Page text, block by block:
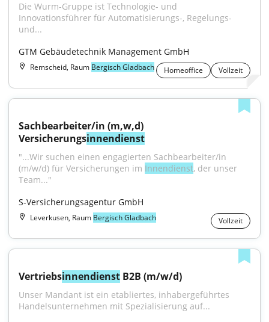
Die Wurm-Gruppe ist Technologie- und
Innovationsführer für Automatisierungs-, Regelungs-
und...
GTM Gebäudetechnik Management GmbH
Remscheid, Raum Bergisch Gladbach Homeoffice Vollzeit
Sachbearbeiter/in (m,w,d)
Versicherungsinnendienst
"...Wir suchen einen engagierten Sachbearbeiter/in
(m/w/d) für Versicherungen im Innendienst, der unser
Team..."
S-Versicherungsagentur GmbH
Leverkusen, Raum Bergisch Gladbach Vollzeit
Vertriebsinnendienst B2B (m/w/d)
Unser Mandant ist ein etabliertes, inhabergeführtes
Handelsunternehmen mit Spezialisierung auf...